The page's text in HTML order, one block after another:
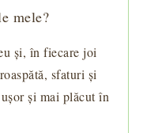
mele?
și, în fiecare joi
sfaturi și
și mai plăcut în